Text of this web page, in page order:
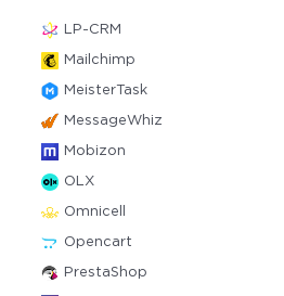
LP-CRM
Mailchimp
MeisterTask
MessageWhiz
Mobizon
OLX
Omnicell
Opencart
PrestaShop